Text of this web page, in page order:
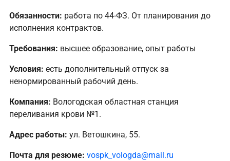
Обязанности: работа по 44-ФЗ. От планирования до
исполнения контрактов.
Требования: высшее образование, опыт работы
Условия: есть дополнительный отпуск за
ненормированный рабочий день.
Компания: Вологодская областная станция
переливания крови №1.
Адрес работы: ул. Ветошкина, 55.
Почта для резюме: vospk_vologda@mail.ru